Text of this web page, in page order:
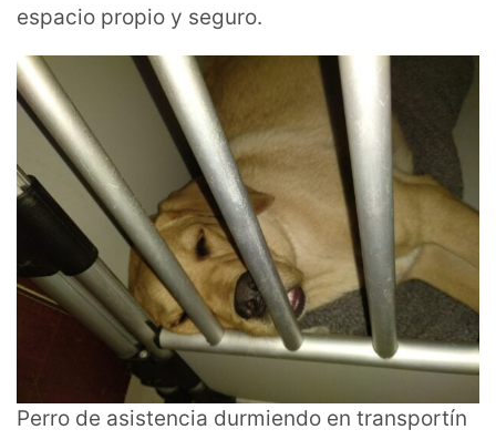
espacio propio y seguro.
Perro de asistencia durmiendo en transportín